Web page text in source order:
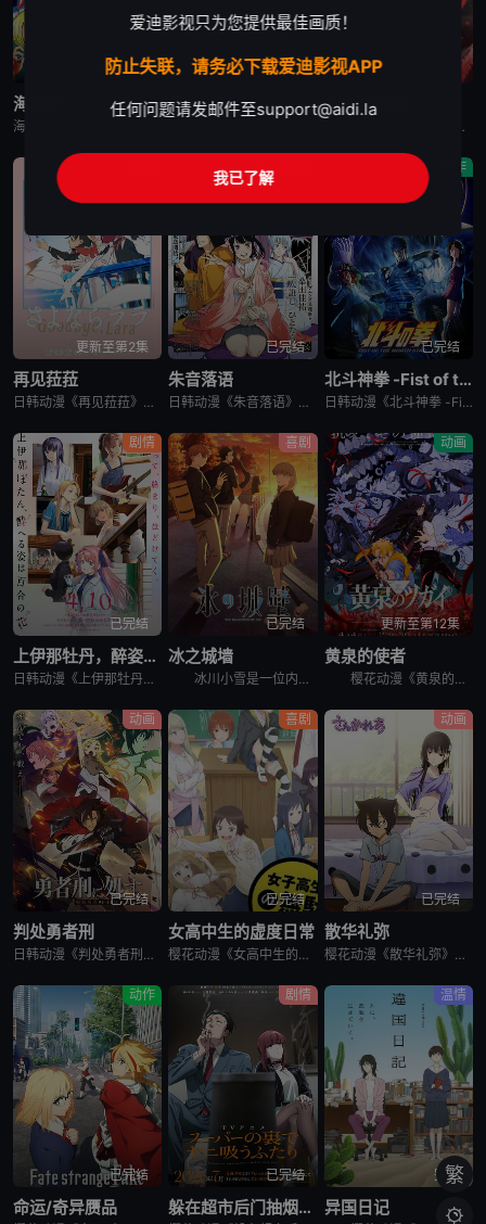
更新至第1171集
海贼王
已完结
日本三国 我独自盗墓
日韩动漫《我独自盗墓》又名：盗墓王,盗掘王,Tomb Raider King,トウクツオウ,도굴왕，讲述了：2025年，世界各处惊现古墓，获得墓中“宝物”之人便能获得先人的异能，全世界为获得宝物而疯狂
更新至第2集
再见菈菈
日韩动漫《再见菈菈》又名：Sayonara Lara,再见,劳拉,さよならララ，讲述了：昔々あるところに、ララという人魚のプリンセスがおりました。海の王である父と、姉たちに愛されて、すくすくと育ちまし
已完结
朱音落语
日韩动漫《朱音落语》又名：落语朱音,Akane-banashi,あかね噺，讲述了：朱音从小就非常崇拜身为落语家的父亲，经常在门后偷看父亲练习的模样。然而，父亲参加「真打」晋升测验却遭到无情地逐出师门之
动作
已完结
北斗神拳 -Fist of the North Star-
日韩动漫《北斗神拳 -Fist of the North Star-》又名：北⽃之拳 -Fist of the North Star-,北斗の拳 -FIST OF THE NORTH STAR-，讲述
剧情
已完结
上伊那牡丹，醉姿如百合
日韩动漫《上伊那牡丹，醉姿如百合》又名：Kamiina Botan,Yoeru Sugata wa Yuri no Hana,the Drunken Appearance Is a Lily Flow
喜剧
已完结
冰之城墙
冰川小雪是一位内向的学生，她总是向外筑起一道高高的心墙，只跟儿时好友安昙美姫互动。有一天，名叫雨宫凑的男孩，没来由地开始试图打进小雪的心房，扰乱了她平静的生活。 孤僻的小雪、受欢迎的美姫、没有边界
动画
更新至第12集
黄泉的使者
樱花动漫《黄泉的使者》讲述了，月落和亚晨是一对双胞胎兄妹，他们在一个与世隔绝的深山小村落里出生，被称为“分隔夜与昼的双子”。他们拥有获得特殊力量的资格，一场围绕他们的双使战斗也随之展开。 &nbs
动画
已完结
判处勇者刑
日韩动漫《判处勇者刑》又名：勇者刑に処す,勇者处刑 惩罚勇者9004队服刑记录,勇者刑に処す 懲罰勇者9004隊刑務記録，讲述了：勇者刑是最严重的刑罚。犯了大罪被判处勇者刑的人，将受到勇者的惩罚。所谓
喜剧
已完结
女高中生的虚度日常
樱花动漫《女高中生的虚度日常》又名：女子高中生的虚度日常,女高中生的无所事事,女高中生的浪费青春,Wasteful Days of High School Girls,女子高生の無駄づかい，讲述了：性
动画
已完结
散华礼弥
樱花动漫《散华礼弥》又名Sankarea,僵尸哪有那么萌？(台),さんかれあ,散华礼弥，讲述了：散华礼弥（内田真礼 配音）本该是一个快乐活泼的女孩，可是与亡母过分想象的外貌激发了父亲散华团一郎（石冢运
动作
已完结
命运/奇异赝品
剧情
已完结
躲在超市后门抽烟的两人
温情
完结
异国日记
繁

爱迪影视只为您提供最佳画质！
防止失联，请务必下载爱迪影视APP
任何问题请发邮件至support@aidi.la
我已了解